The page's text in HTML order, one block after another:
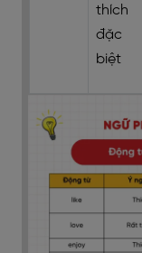
thích
đặc
biệt